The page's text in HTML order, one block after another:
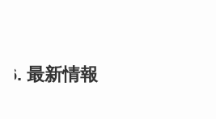
6. 最新情報